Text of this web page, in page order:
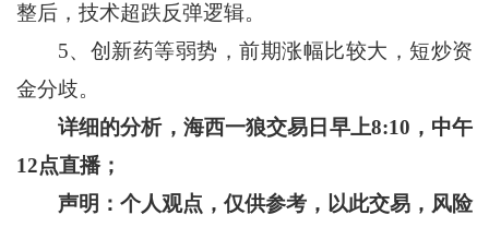
整后，技术超跌反弹逻辑。
5、创新药等弱势，前期涨幅比较大，短炒资
金分歧。
详细的分析，海西一狼交易日早上8:10 ，中午
12点直播；
声明：个人观点，仅供参考，以此交易，风险